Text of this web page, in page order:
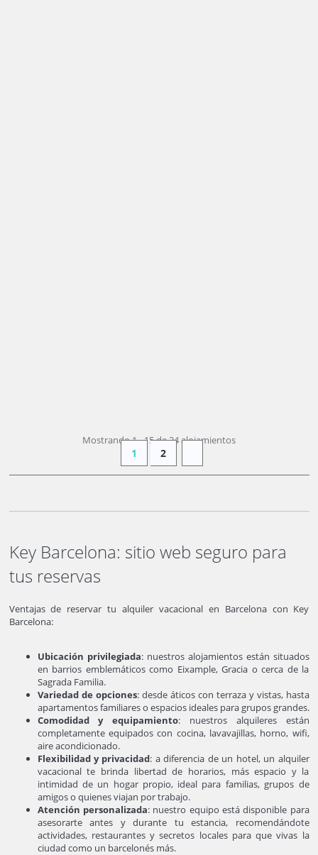
Mostrando 1 - 15 de 24 alojamientos
1 2
Key Barcelona: sitio web seguro para
tus reservas
Ventajas de reservar tu alquiler vacacional en Barcelona con Key
Barcelona:
Ubicación privilegiada: nuestros alojamientos están situados
en barrios emblemáticos como Eixample, Gracia o cerca de la
Sagrada Familia.
Variedad de opciones: desde áticos con terraza y vistas, hasta
apartamentos familiares o espacios ideales para grupos grandes.
Comodidad y equipamiento: nuestros alquileres están
completamente equipados con cocina, lavavajillas, horno, wifi,
aire acondicionado.
Flexibilidad y privacidad: a diferencia de un hotel, un alquiler
vacacional te brinda libertad de horarios, más espacio y la
intimidad de un hogar propio, ideal para familias, grupos de
amigos o quienes viajan por trabajo.
Atención personalizada: nuestro equipo está disponible para
asesorarte antes y durante tu estancia, recomendándote
actividades, restaurantes y secretos locales para que vivas la
ciudad como un barcelonés más.